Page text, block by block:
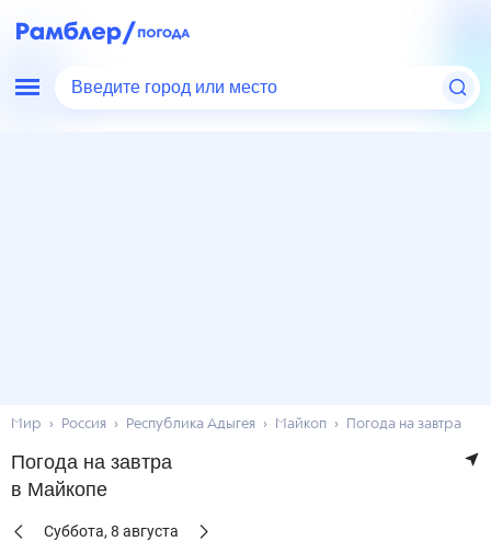
Введите город или место
Мир Россия Республика Адыгея Майкоп Погода на завтра
Погода на завтра
в Майкопе
Суббота, 8 августа